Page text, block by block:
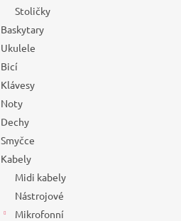
Stoličky
Baskytary
Ukulele
Bicí
Klávesy
Noty
Dechy
Smyčce
Kabely
Midi kabely
Nástrojové
Mikrofonní